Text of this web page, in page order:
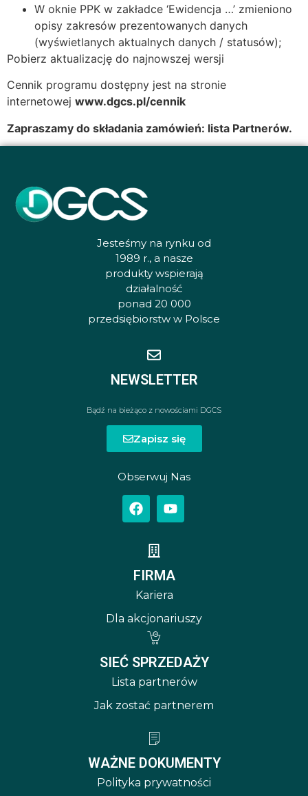
W oknie PPK w zakładce ‘Ewidencja …’ zmieniono
opisy zakresów prezentowanych danych
(wyświetlanych aktualnych danych / statusów);
Pobierz aktualizację do najnowszej wersji
Cennik programu dostępny jest na stronie
internetowej www.dgcs.pl/cennik
Zapraszamy do składania zamówień: lista Partnerów.
Jesteśmy na rynku od
1989 r., a nasze
produkty wspierają
działalność
ponad 20 000
przedsiębiorstw w Polsce
NEWSLETTER
Bądź na bieżąco z nowościami DGCS
Zapisz się
Obserwuj Nas
FIRMA
Kariera
Dla akcjonariuszy
SIEĆ SPRZEDAŻY
Lista partnerów
Jak zostać partnerem
WAŻNE DOKUMENTY
Polityka prywatności